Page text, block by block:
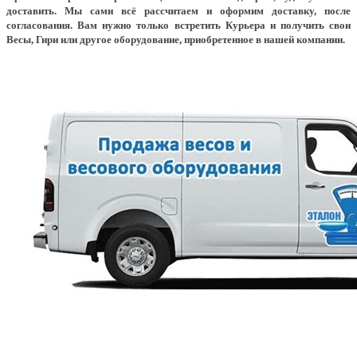
доставить. Мы сами всё рассчитаем и оформим доставку, после
согласования. Вам нужно только встретить Курьера и получить свои
Весы, Гири или другое оборудование, приобретенное в нашей компании.